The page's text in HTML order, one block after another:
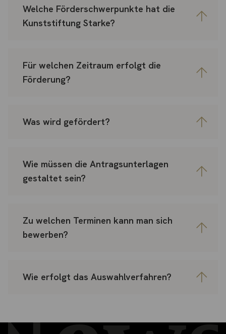
Welche Förderschwerpunkte hat die
Kunststiftung Starke?
Für welchen Zeitraum erfolgt die
Förderung?
Was wird gefördert?
Wie müssen die Antragsunterlagen
gestaltet sein?
Zu welchen Terminen kann man sich
bewerben?
Wie erfolgt das Auswahlverfahren?